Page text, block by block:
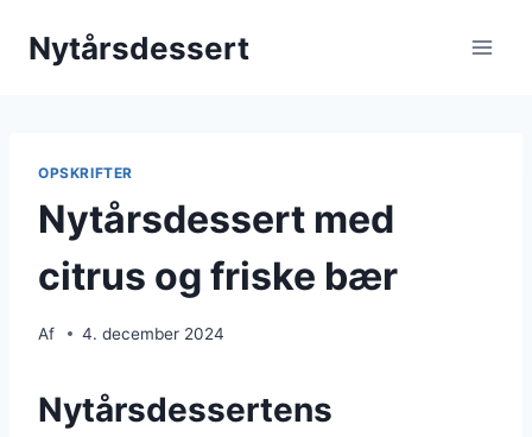
Nytårsdessert
OPSKRIFTER
Nytårsdessert med
citrus og friske bær
Af 4. december 2024
Nytårsdessertens